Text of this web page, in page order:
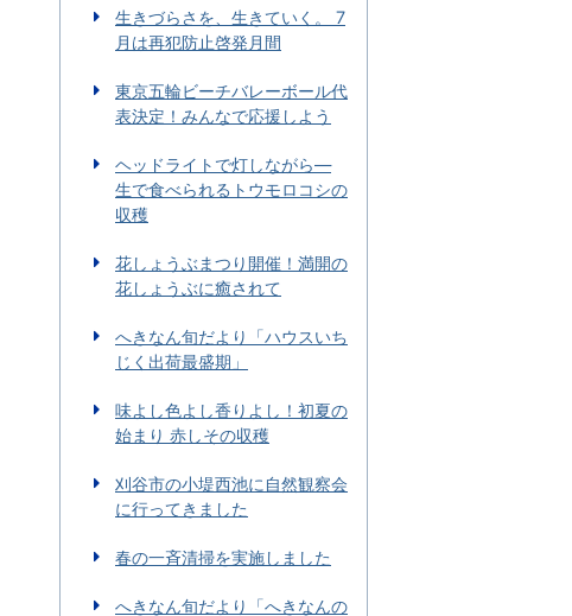
生きづらさを、生きていく。 7
月は再犯防止啓発月間
東京五輪ビーチバレーボール代
表決定！みんなで応援しよう
ヘッドライトで灯しながら―
生で食べられるトウモロコシの
収穫
花しょうぶまつり開催！満開の
花しょうぶに癒されて
へきなん旬だより「ハウスいち
じく出荷最盛期」
味よし色よし香りよし！初夏の
始まり 赤しその収穫
刈谷市の小堤西池に自然観察会
に行ってきました
春の一斉清掃を実施しました
へきなん旬だより「へきなんの